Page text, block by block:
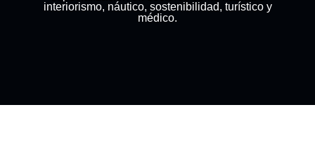
interiorismo, náutico, sostenibilidad, turístico y
médico.